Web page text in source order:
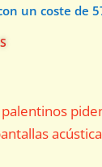
un coste de